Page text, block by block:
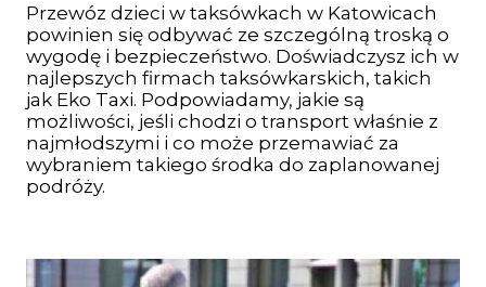
Przewóz dzieci w taksówkach w Katowicach
powinien się odbywać ze szczególną troską o
wygodę i bezpieczeństwo. Doświadczysz ich w
najlepszych firmach taksówkarskich, takich
jak Eko Taxi. Podpowiadamy, jakie są
możliwości, jeśli chodzi o transport właśnie z
najmłodszymi i co może przemawiać za
wybraniem takiego środka do zaplanowanej
podróży.